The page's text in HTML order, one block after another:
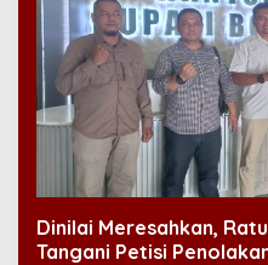
Dinilai Meresahkan,
Tangani Petisi